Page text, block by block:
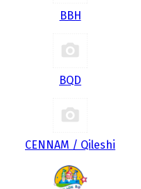
BBH
BQD
CENNAM / Qileshi